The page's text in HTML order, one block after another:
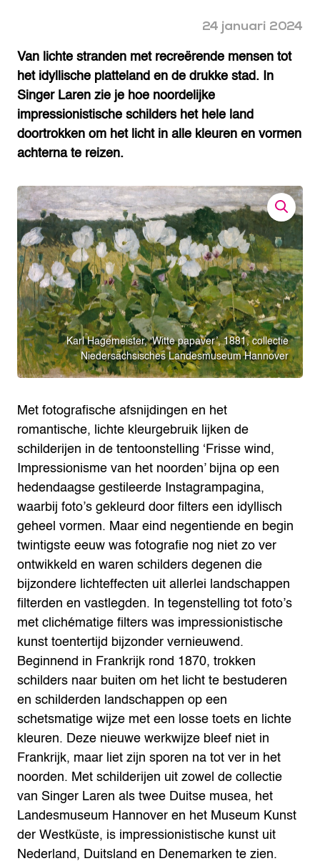
24 januari 2024
Van lichte stranden met recreërende mensen tot
het idyllische platteland en de drukke stad. In
Singer Laren zie je hoe noordelijke
impressionistische schilders het hele land
doortrokken om het licht in alle kleuren en vormen
achterna te reizen.
Karl Hagemeister, ‘Witte papaver’, 1881, collectie
Niedersächsisches Landesmuseum Hannover
Met fotografische afsnijdingen en het
romantische, lichte kleurgebruik lijken de
schilderijen in de tentoonstelling ‘Frisse wind,
Impressionisme van het noorden’ bijna op een
hedendaagse gestileerde Instagrampagina,
waarbij foto’s gekleurd door filters een idyllisch
geheel vormen. Maar eind negentiende en begin
twintigste eeuw was fotografie nog niet zo ver
ontwikkeld en waren schilders degenen die
bijzondere lichteffecten uit allerlei landschappen
filterden en vastlegden. In tegenstelling tot foto’s
met clichématige filters was impressionistische
kunst toentertijd bijzonder vernieuwend.
Beginnend in Frankrijk rond 1870, trokken
schilders naar buiten om het licht te bestuderen
en schilderden landschappen op een
schetsmatige wijze met een losse toets en lichte
kleuren. Deze nieuwe werkwijze bleef niet in
Frankrijk, maar liet zijn sporen na tot ver in het
noorden. Met schilderijen uit zowel de collectie
van Singer Laren als twee Duitse musea, het
Landesmuseum Hannover en het Museum Kunst
der Westküste, is impressionistische kunst uit
Nederland, Duitsland en Denemarken te zien.